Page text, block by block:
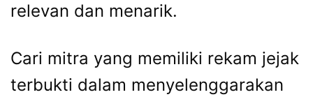
relevan dan menarik.
Cari mitra yang memiliki rekam jejak
terbukti dalam menyelenggarakan